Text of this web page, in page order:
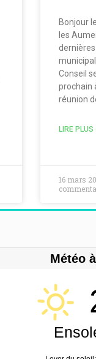
Bonjour
les
Conseil
prochain
réunion
LIRE PLUS
16 mars
Météo